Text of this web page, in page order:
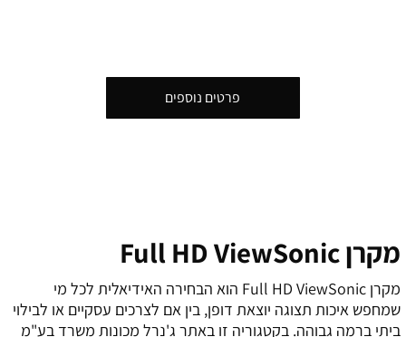
פרטים נוספים
מקרן Full HD ViewSonic
מקרן Full HD ViewSonic הוא הבחירה האידיאלית לכל מי
שמחפש איכות תצוגה יוצאת דופן, בין אם לצרכים עסקיים או לבילוי
ביתי ברמה גבוהה. בקטגוריה זו באתר ג'נרל מכונות משרד בע"מ